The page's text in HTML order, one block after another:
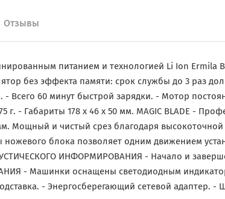
Отзывы
питанием и технологией Li Ion Ermila
без эффекта памяти: срок службы до 3 раз
Всего 60 минут быстрой зарядки. - Мотор
г. - Габариты 178 х 46 х 50 мм. MAGIC BLADE -
Мощный и чистый срез благодаря
блока позволяет одним движением
ИНФОРМИРОВАНИЯ - Начало и
- Машинки оснащены светодиодным
- Энергосберегающий сетевой